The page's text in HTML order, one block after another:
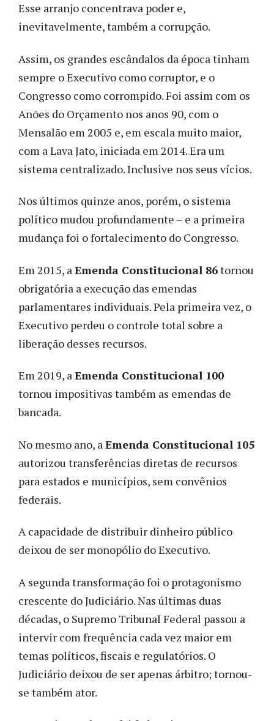
Esse arranjo concentrava poder e,
inevitavelmente, também a corrupção.
Assim, os grandes escândalos da época tinham
sempre o Executivo como corruptor, e o
Congresso como corrompido. Foi assim com os
Anões do Orçamento nos anos 90, com o
Mensalão em 2005 e, em escala muito maior,
com a Lava Jato, iniciada em 2014. Era um
sistema centralizado. Inclusive nos seus vícios.
Nos últimos quinze anos, porém, o sistema
político mudou profundamente – e a primeira
mudança foi o fortalecimento do Congresso.
Em 2015, aEmenda Constitucional 86tornou
obrigatória a execução das emendas
parlamentares individuais. Pela primeira vez, o
Executivo perdeu o controle total sobre a
liberação desses recursos.
Em 2019, aEmenda Constitucional 100
tornou impositivas também as emendas de
bancada.
No mesmo ano, aEmenda Constitucional 105
autorizou transferências diretas de recursos
para estados e municípios, sem convênios
federais.
A capacidade de distribuir dinheiro público
deixou de ser monopólio do Executivo.
A segunda transformação foi o protagonismo
crescente do Judiciário. Nas últimas duas
décadas, o Supremo Tribunal Federal passou a
intervir com frequência cada vez maior em
temas políticos, fiscais e regulatórios. O
Judiciário deixou de ser apenas árbitro; tornou-
se também ator.